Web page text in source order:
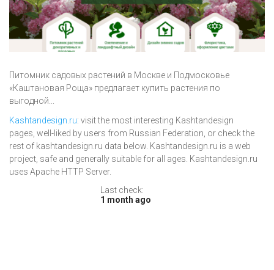
Питомник садовых растений в Москве и Подмосковье
«Каштановая Роща» предлагает купить растения по
выгодной...
Kashtandesign.ru: visit the most interesting Kashtandesign
pages, well-liked by users from Russian Federation, or check the
rest of kashtandesign.ru data below. Kashtandesign.ru is a web
project, safe and generally suitable for all ages. Kashtandesign.ru
uses Apache HTTP Server.
Last check:
1 month ago